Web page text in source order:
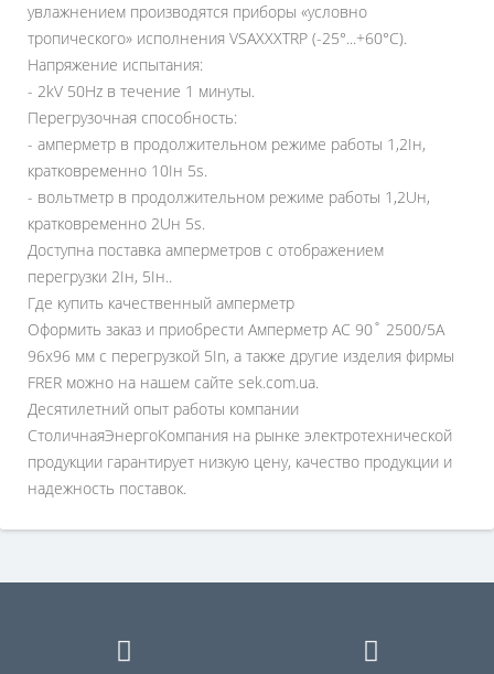
увлажнением производятся приборы «‎условно
тропического»‎ исполнения VSAXXXTRP (-25°...+60°C).
Напряжение испытания:
- 2kV 50Hz в течение 1 минуты.
Перегрузочная способность:
- амперметр в продолжительном режиме работы 1,2Iн,
кратковременно 10Iн 5s.
- вольтметр в продолжительном режиме работы 1,2Uн,
кратковременно 2Uн 5s.
Доступна поставка амперметров с отображением
перегрузки 2Iн, 5Iн..
Где купить качественный амперметр
Оформить заказ и приобрести Амперметр AC 90˚ 2500/5A
96x96 мм с перегрузкой 5In, а также другие изделия фирмы
FRER можно на нашем сайте sek.com.ua.
Десятилетний опыт работы компании
СтоличнаяЭнергоКомпания на рынке электротехнической
продукции гарантирует низкую цену, качество продукции и
надежность поставок.